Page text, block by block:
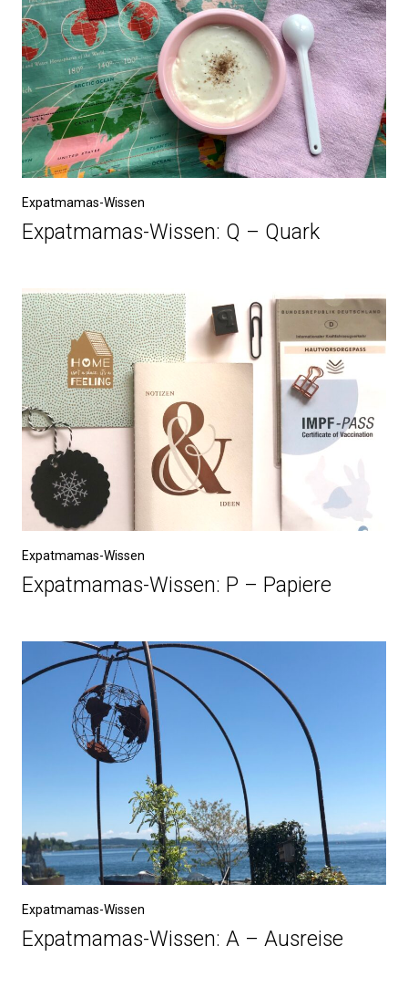
Expatmamas-Wissen
Expatmamas-Wissen: Q – Quark
Expatmamas-Wissen
Expatmamas-Wissen: P – Papiere
Expatmamas-Wissen
Expatmamas-Wissen: A – Ausreise